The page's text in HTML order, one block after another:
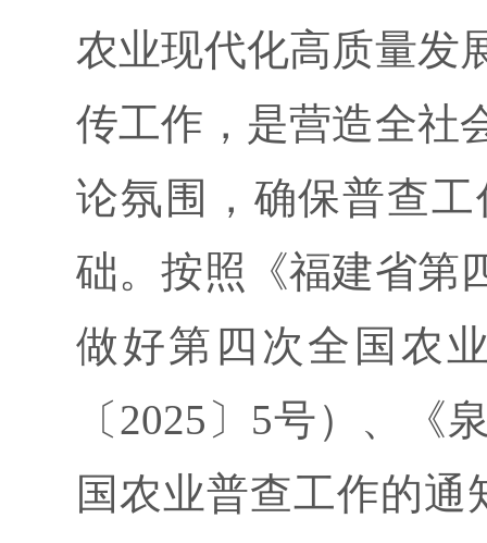
农业现代化高质量发
传工作，是营造全社
论氛围，确保普查
础。按照《福建省第
做好第四次全国农
〔2025〕5号）、《
国农业普查工作的通